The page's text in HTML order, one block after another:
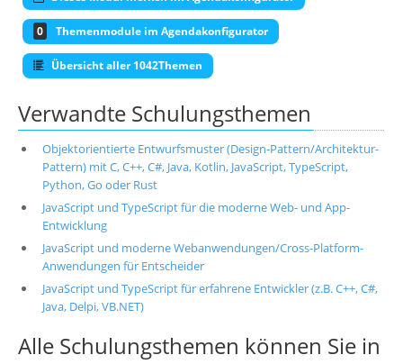
0 Themenmodule im Agendakonfigurator
Übersicht aller 1042Themen
Verwandte Schulungsthemen
Objektorientierte Entwurfsmuster (Design-Pattern/Architektur-
Pattern) mit C, C++, C#, Java, Kotlin, JavaScript, TypeScript,
Python, Go oder Rust
JavaScript und TypeScript für die moderne Web- und App-
Entwicklung
JavaScript und moderne Webanwendungen/Cross-Platform-
Anwendungen für Entscheider
JavaScript und TypeScript für erfahrene Entwickler (z.B. C++, C#,
Java, Delpi, VB.NET)
Alle Schulungsthemen können Sie in